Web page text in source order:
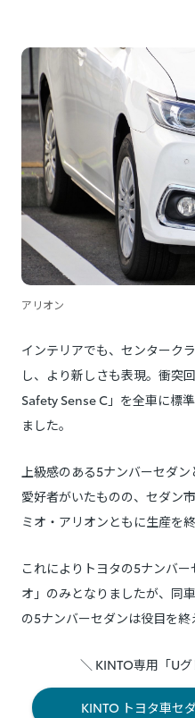
アリオン
インテリアでも、センターク
し、より新しさも表現。衝突
Safety Sense C」を全車に標
ました。
上級感のある5ナンバーセダ
愛好者がいたものの、セダン
ミオ・アリオンともに生産を終
これによりトヨタの5ナンバ
オ」のみとなりましたが、同
の5ナンバーセダンは役目を終
＼ KINTO専用「U
KINTO トヨタ車セ